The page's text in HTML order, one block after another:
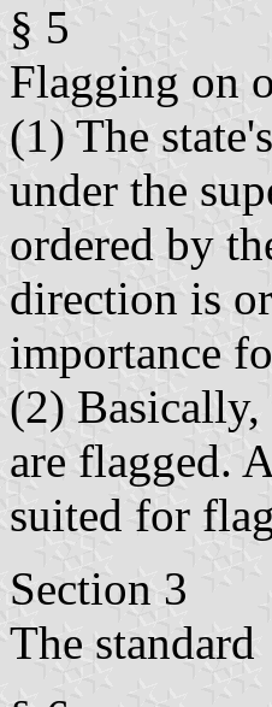
§ 5
Flagging on
(1) The
under the
ordered by
direction is
importance
(2)
are flagged.
suited for
Section 3
The standard